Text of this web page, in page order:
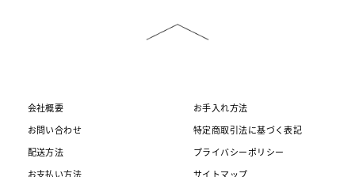
会社概要
お問い合わせ
配送方法
お支払い方法
お手入れ方法
特定商取引法に基づく表記
プライバシーポリシー
サイトマップ